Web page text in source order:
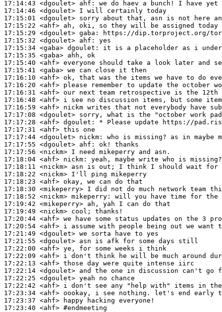
17:14:43 <dgoulet> ahf:
17:14:46 <dgoulet>
17:15:01 <dgoulet>
17:15:22 <ahf>
17:15:29 <dgoulet> gaba:
17:15:32 <dgoulet> ahf:
17:15:34 <gaba> dgoulet:
17:15:35 <gaba>
17:15:40 <ahf>
17:15:41 <gaba>
17:16:10 <ahf>
17:16:20 <ahf>
17:16:31 <ahf>
17:16:48 <ahf>
17:16:59 <ahf>
17:17:08 <dgoulet>
17:17:28 <ahf> dgoulet:
17:17:31 <ahf>
17:17:44 <dgoulet> nickm:
17:17:55 <dgoulet> ahf:
17:17:56 <nickm>
17:18:04 <ahf> nickm:
17:18:11 <nickm>
17:18:22 <nickm>
17:18:23 <ahf>
17:18:30 <mikeperry>
17:18:52 <nickm> mikeperry:
17:19:42 <mikeperry>
17:19:49 <nickm>
17:20:44 <ahf>
17:20:54 <ahf>
17:21:49 <dgoulet>
17:21:55 <dgoulet>
17:22:00 <ahf>
17:22:09 <ahf>
17:22:13 <ahf>
17:22:14 <dgoulet>
17:22:25 <dgoulet>
17:22:42 <ahf>
17:23:34 <ahf>
17:23:37 <ahf>
17:23:40 <ahf> #endmeeting